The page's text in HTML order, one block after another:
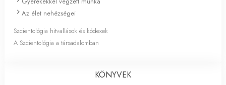
Az élet nehézségei
Szcientológia hitvallások és kódexek
A Szcientológia a társadalomban
KÖNYVEK